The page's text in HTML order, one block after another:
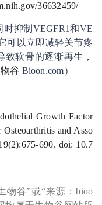
36632459/
抑制VEGFR1和VE
可以立即减轻关节疼
软骨的逐渐再生，
谷 Bioon.com）
Growth Factor
Osteoarthritis and Asso
690. doi: 10.7
物谷”或“来源：bioo